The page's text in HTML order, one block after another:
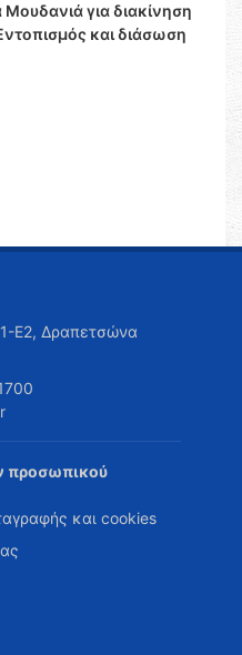
για διακίνηση
και διάσωση
Ε2, Δραπετσώνα
προσωπικού
και cookies